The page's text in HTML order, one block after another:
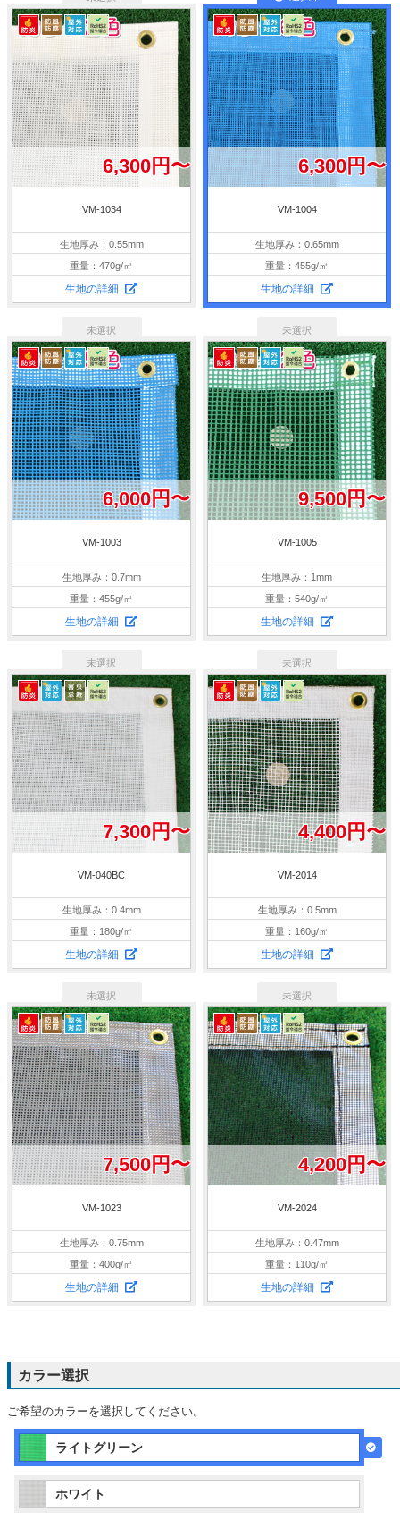
6,300円〜
VM-1034
生地厚み：0.55mm
重量：470g/㎡
生地の詳細
6,300円〜
VM-1004
生地厚み：0.65mm
重量：455g/㎡
生地の詳細
6,000円〜
VM-1003
生地厚み：0.7mm
重量：455g/㎡
生地の詳細
9,500円〜
VM-1005
生地厚み：1mm
重量：540g/㎡
生地の詳細
7,300円〜
VM-040BC
生地厚み：0.4mm
重量：180g/㎡
生地の詳細
4,400円〜
VM-2014
生地厚み：0.5mm
重量：160g/㎡
生地の詳細
7,500円〜
VM-1023
生地厚み：0.75mm
重量：400g/㎡
生地の詳細
4,200円〜
VM-2024
生地厚み：0.47mm
重量：110g/㎡
生地の詳細
カラー選択
ご希望のカラーを選択してください。
ライトグリーン
ホワイト